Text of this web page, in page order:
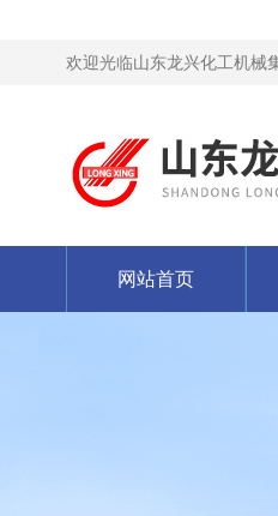
欢迎光临山东龙兴化工机械
网站首页